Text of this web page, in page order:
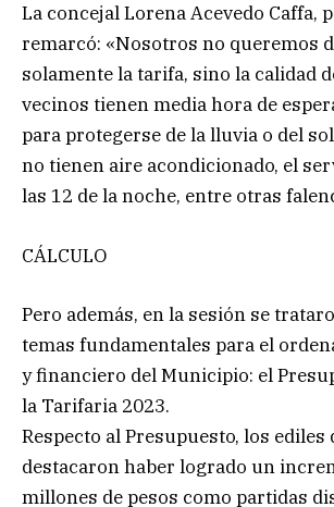
La concejal Lorena Acevedo Caffa,
remarcó: «Nosotros no queremos
solamente la tarifa, sino la calidad
vecinos tienen media hora de
para protegerse de la lluvia o del
no tienen aire acondicionado, el
las 12 de la noche, entre otras
CÁLCULO
Pero además, en la sesión se
temas fundamentales para el
y financiero del Municipio: el
la Tarifaria 2023.
Respecto al Presupuesto, los ediles
destacaron haber logrado un
millones de pesos como partidas